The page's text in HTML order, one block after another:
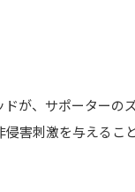
が、サポーターの
害刺激を与えるこ